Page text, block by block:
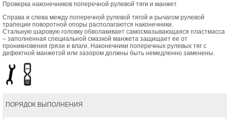
Проверка наконечников поперечной рулевой тяги и манжет
Справа и слева между поперечной рулевой тягой и рычагом рулевой
трапеции поворотной опоры располагаются наконечники.
Стальную шаровую головку обволакивает самосмазывающаяся пластмасса
– заполненная специальной смазкой манжета защищает ее от
проникновения грязи и влаги. Наконечники поперечных рулевых тяг с
дефектной манжетой или зазором должны быть немедленно заменены.
ПОРЯДОК ВЫПОЛНЕНИЯ